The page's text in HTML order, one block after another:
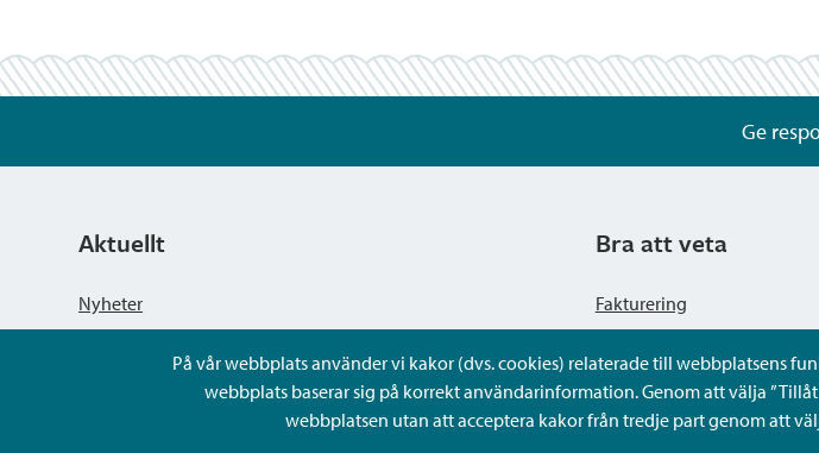
På vår webbplats använder vi kakor (dvs. cookies) relaterade till webbplatsens
webbplats baserar sig på korrekt användarinformation. Genom att välja
webbplatsen utan att acceptera kakor från tredje part genom att
Ge
Aktuellt
Nyheter
Kungörelser
Bra att veta
Fakturering
Dataskyddsbeskrivning
Tillgänglighetsutlåtande